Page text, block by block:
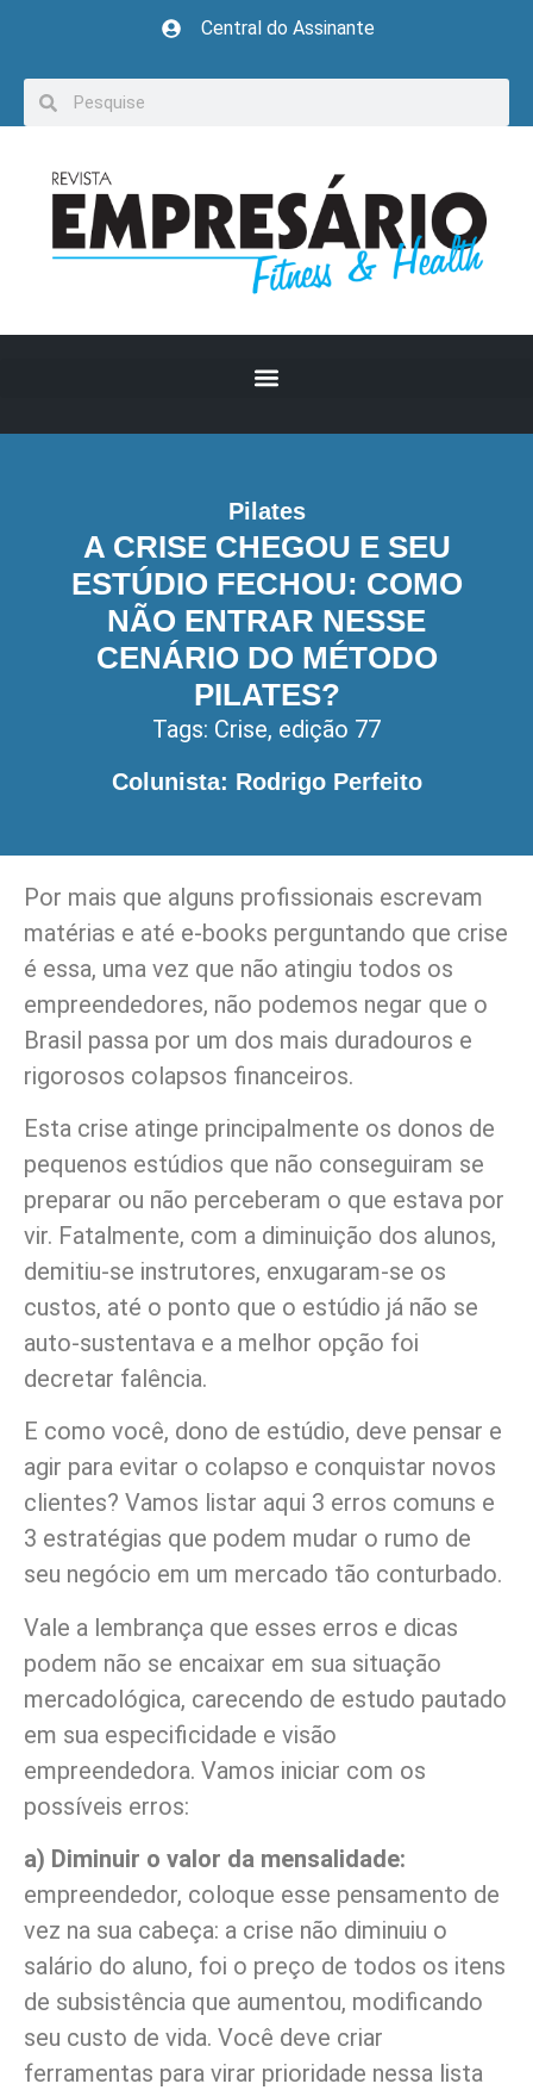
Central do Assinante
Pilates
A CRISE CHEGOU E SEU
ESTÚDIO FECHOU: COMO
NÃO ENTRAR NESSE
CENÁRIO DO MÉTODO
PILATES?
Tags: Crise, edição 77
Colunista: Rodrigo Perfeito
Por mais que alguns profissionais escrevam
matérias e até e-books perguntando que crise
é essa, uma vez que não atingiu todos os
empreendedores, não podemos negar que o
Brasil passa por um dos mais duradouros e
rigorosos colapsos financeiros.
Esta crise atinge principalmente os donos de
pequenos estúdios que não conseguiram se
preparar ou não perceberam o que estava por
vir. Fatalmente, com a diminuição dos alunos,
demitiu-se instrutores, enxugaram-se os
custos, até o ponto que o estúdio já não se
auto-sustentava e a melhor opção foi
decretar falência.
E como você, dono de estúdio, deve pensar e
agir para evitar o colapso e conquistar novos
clientes? Vamos listar aqui 3 erros comuns e
3 estratégias que podem mudar o rumo de
seu negócio em um mercado tão conturbado.
Vale a lembrança que esses erros e dicas
podem não se encaixar em sua situação
mercadológica, carecendo de estudo pautado
em sua especificidade e visão
empreendedora. Vamos iniciar com os
possíveis erros:
a) Diminuir o valor da mensalidade:
empreendedor, coloque esse pensamento de
vez na sua cabeça: a crise não diminuiu o
salário do aluno, foi o preço de todos os itens
de subsistência que aumentou, modificando
seu custo de vida. Você deve criar
ferramentas para virar prioridade nessa lista